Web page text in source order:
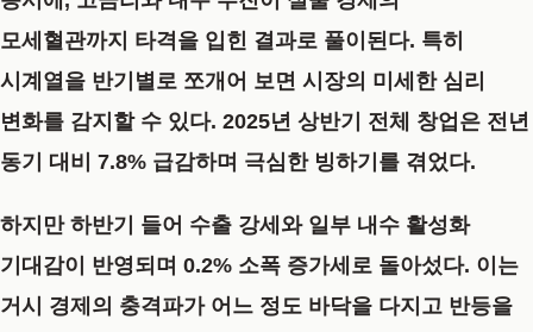
모세혈관까지 타격을 입힌 결과로 풀이된다. 특히
시계열을 반기별로 쪼개어 보면 시장의 미세한 심리
변화를 감지할 수 있다. 2025년 상반기 전체 창업은 전년
동기 대비 7.8% 급감하며 극심한 빙하기를 겪었다.
하지만 하반기 들어 수출 강세와 일부 내수 활성화
기대감이 반영되며 0.2% 소폭 증가세로 돌아섰다. 이는
거시 경제의 충격파가 어느 정도 바닥을 다지고 반등을